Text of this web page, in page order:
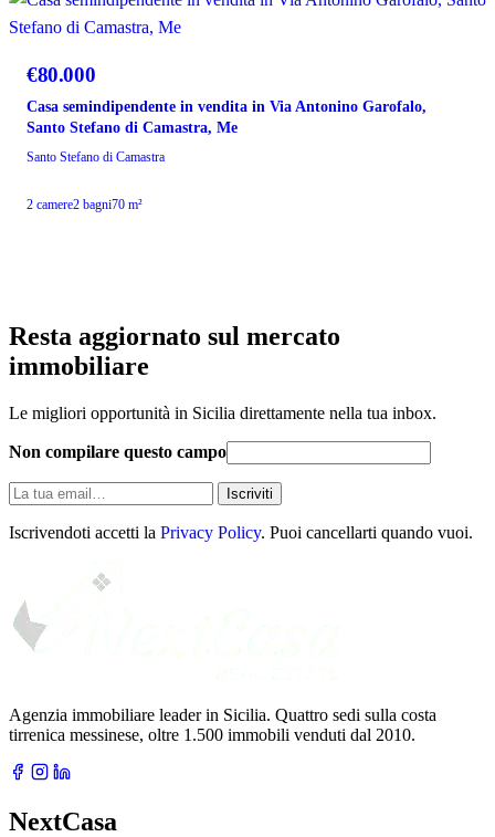
€80.000
Casa semindipendente in vendita in Via Antonino Garofalo,
Santo Stefano di Camastra, Me
Santo Stefano di Camastra
2 camere2 bagni70 m²
Resta aggiornato sul mercato
immobiliare
Le migliori opportunità in Sicilia direttamente nella tua inbox.
Non compilare questo campo
La
tua
email
Iscriviti
Iscrivendoti accetti la Privacy Policy. Puoi cancellarti quando vuoi.
Agenzia immobiliare leader in Sicilia. Quattro sedi sulla costa
tirrenica messinese, oltre 1.500 immobili venduti dal 2010.
NextCasa